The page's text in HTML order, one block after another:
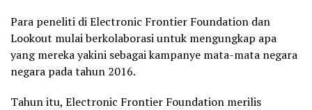
Para peneliti di Electronic Frontier Foundation dan
Lookout mulai berkolaborasi untuk mengungkap apa
yang mereka yakini sebagai kampanye mata-mata negara
negara pada tahun 2016.
Tahun itu, Electronic Frontier Foundation merilis